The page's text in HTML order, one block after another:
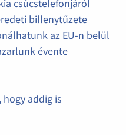
csúcstelefonjáról
billenytűzete
az EU-n belül
évente
hogy addig is